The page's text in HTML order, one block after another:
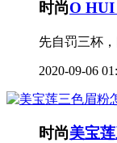
时尚O
先自罚三杯
2020-09-06
时尚美宝